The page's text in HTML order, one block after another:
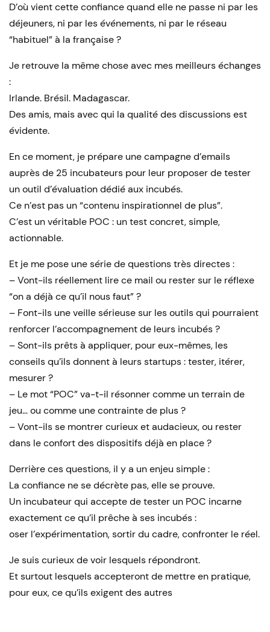
D’où vient cette confiance quand elle ne passe ni par les
déjeuners, ni par les événements, ni par le réseau
“habituel” à la française ?
Je retrouve la même chose avec mes meilleurs échanges
:
Irlande. Brésil. Madagascar.
Des amis, mais avec qui la qualité des discussions est
évidente.
En ce moment, je prépare une campagne d’emails
auprès de 25 incubateurs pour leur proposer de tester
un outil d’évaluation dédié aux incubés.
Ce n’est pas un “contenu inspirationnel de plus”.
C’est un véritable POC : un test concret, simple,
actionnable.
Et je me pose une série de questions très directes :
– Vont-ils réellement lire ce mail ou rester sur le réflexe
“on a déjà ce qu’il nous faut” ?
– Font-ils une veille sérieuse sur les outils qui pourraient
renforcer l’accompagnement de leurs incubés ?
– Sont-ils prêts à appliquer, pour eux-mêmes, les
conseils qu’ils donnent à leurs startups : tester, itérer,
mesurer ?
– Le mot “POC” va-t-il résonner comme un terrain de
jeu… ou comme une contrainte de plus ?
– Vont-ils se montrer curieux et audacieux, ou rester
dans le confort des dispositifs déjà en place ?
Derrière ces questions, il y a un enjeu simple :
La confiance ne se décrète pas, elle se prouve.
Un incubateur qui accepte de tester un POC incarne
exactement ce qu’il prêche à ses incubés :
oser l’expérimentation, sortir du cadre, confronter le réel.
Je suis curieux de voir lesquels répondront.
Et surtout lesquels accepteront de mettre en pratique,
pour eux, ce qu’ils exigent des autres